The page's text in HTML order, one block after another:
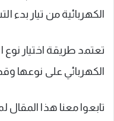
الكهربائية من تيار بدء
تعتمد طريقة اختيار
الكهربائي على نوعها
تابعوا معنا هذا